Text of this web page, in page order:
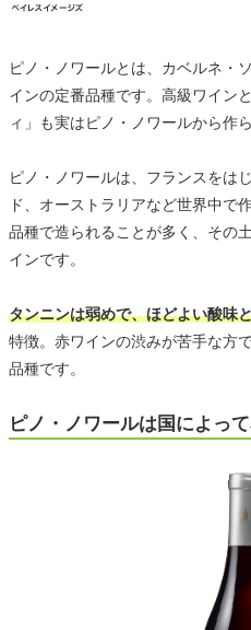
ピノ・ノワールとは、カベルネ・
インの定番品種です。高級ワイン
ィ」も実はピノ・ノワールから作
ピノ・ノワールは、フランスをは
ド、オーストラリアなど世界中で
品種で造られることが多く、その
インです。
タンニンは弱めで、ほどよい酸味
特徴。赤ワインの渋みが苦手な方
品種です。
ピノ・ノワールは国によっ